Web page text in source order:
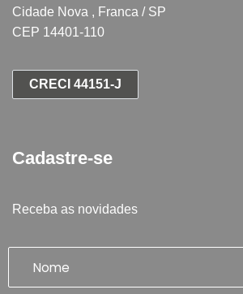
Cidade Nova , Franca / SP
CEP 14401-110
CRECI 44151-J
Cadastre-se
Receba as novidades